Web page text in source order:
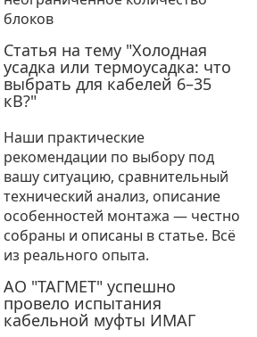
блоков
Статья на тему "Холодная
усадка или термоусадка: что
выбрать для кабелей 6–35
кВ?"
Наши практические
рекомендации по выбору под
вашу ситуацию, сравнительный
технический анализ, описание
особенностей монтажа — честно
собраны и описаны в статье. Всё
из реального опыта.
АО "ТАГМЕТ" успешно
провело испытания
кабельной муфты ИМАГ